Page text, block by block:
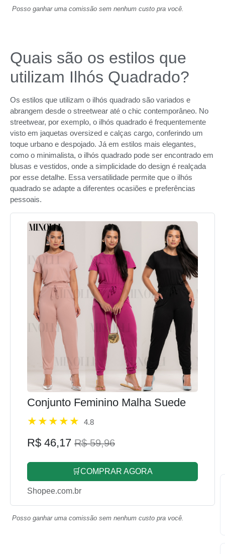
Posso ganhar uma comissão sem nenhum custo pra você.
Quais são os estilos que
utilizam Ilhós Quadrado?
Os estilos que utilizam o ilhós quadrado são variados e
abrangem desde o streetwear até o chic contemporâneo. No
streetwear, por exemplo, o ilhós quadrado é frequentemente
visto em jaquetas oversized e calças cargo, conferindo um
toque urbano e despojado. Já em estilos mais elegantes,
como o minimalista, o ilhós quadrado pode ser encontrado em
blusas e vestidos, onde a simplicidade do design é realçada
por esse detalhe. Essa versatilidade permite que o ilhós
quadrado se adapte a diferentes ocasiões e preferências
pessoais.
Conjunto Feminino Malha Suede
4.8
R$ 46,17 R$ 59,96
🛒COMPRAR AGORA
Shopee.com.br
Posso ganhar uma comissão sem nenhum custo pra você.